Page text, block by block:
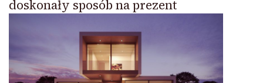
doskonały sposób na prezent